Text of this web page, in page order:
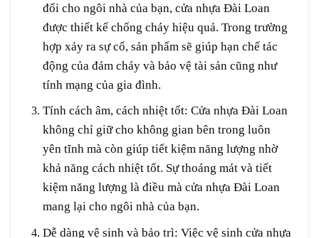
đối cho ngôi nhà của bạn, cửa nhựa Đài Loan
được thiết kế chống cháy hiệu quả. Trong trường
hợp xảy ra sự cố, sản phẩm sẽ giúp hạn chế tác
động của đám cháy và bảo vệ tài sản cũng như
tính mạng của gia đình.
Tính cách âm, cách nhiệt tốt: Cửa nhựa Đài Loan
không chỉ giữ cho không gian bên trong luôn
yên tĩnh mà còn giúp tiết kiệm năng lượng nhờ
khả năng cách nhiệt tốt. Sự thoáng mát và tiết
kiệm năng lượng là điều mà cửa nhựa Đài Loan
mang lại cho ngôi nhà của bạn.
Dễ dàng vệ sinh và bảo trì: Việc vệ sinh cửa nhựa